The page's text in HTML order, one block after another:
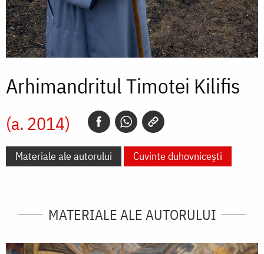
Arhimandritul Timotei Kilifis
(a. 2014)
Materiale ale autorului Cuvinte duhovnicești
MATERIALE ALE AUTORULUI